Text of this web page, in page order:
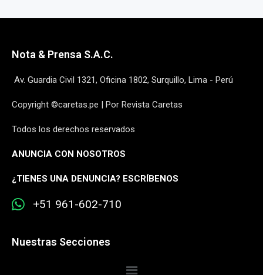
Nota & Prensa S.A.C.
Av. Guardia Civil 1321, Oficina 1802, Surquillo, Lima - Perú
Copyright ©caretas.pe | Por Revista Caretas
Todos los derechos reservados
ANUNCIA CON NOSOTROS
¿TIENES UNA DENUNCIA? ESCRÍBENOS
+51 961-602-710
Nuestras Secciones